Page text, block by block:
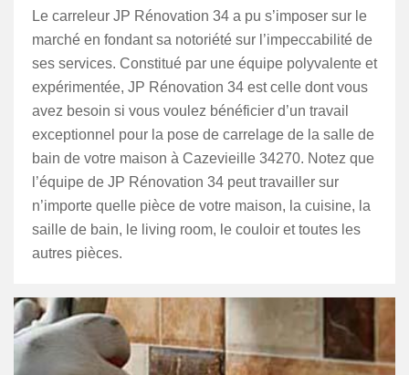
Le carreleur JP Rénovation 34 a pu s’imposer sur le
marché en fondant sa notoriété sur l’impeccabilité de
ses services. Constitué par une équipe polyvalente et
expérimentée, JP Rénovation 34 est celle dont vous
avez besoin si vous voulez bénéficier d’un travail
exceptionnel pour la pose de carrelage de la salle de
bain de votre maison à Cazevieille 34270. Notez que
l’équipe de JP Rénovation 34 peut travailler sur
n’importe quelle pièce de votre maison, la cuisine, la
saille de bain, le living room, le couloir et toutes les
autres pièces.